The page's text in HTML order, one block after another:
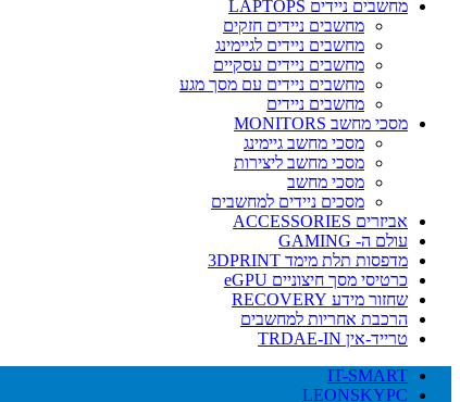
מחשבים ניידים LAPTOPS
מחשבים ניידים חזקים
מחשבים ניידים לגיימינג
מחשבים ניידים עסקיים
מחשבים ניידים עם מסך מגע
מחשבים ניידים
מסכי מחשב MONITORS
מסכי מחשב גיימינג
מסכי מחשב ליצירות
מסכי מחשב
מסכים ניידים למחשבים
אביזרים ACCESSORIES
עולם ה- GAMING
מדפסות תלת מימד 3DPRINT
כרטיסי מסך חיצוניים eGPU
שחזור מידע RECOVERY
הרכבת אחריות למחשבים
טרייד-אין TRDAE-IN
IT-SMART
LEONSKYPC